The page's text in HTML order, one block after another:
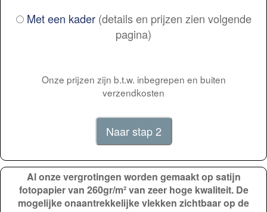
Met een kader(details en prijzen zien volgende
pagina)
Onze prijzen zijn b.t.w. inbegrepen en buiten
verzendkosten
Al onze vergrotingen worden gemaakt op satijn
fotopapier van 260gr/m² van zeer hoge kwaliteit. De
mogelijke onaantrekkelijke vlekken zichtbaar op de